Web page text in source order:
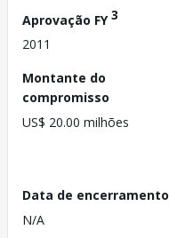
Aprovação FY3
2011
Montante do
compromisso
US$ 20.00 milhões
Data de encerramento
N/A